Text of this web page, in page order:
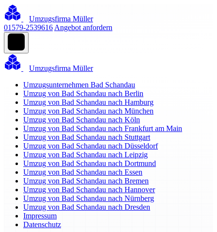
Umzugsfirma Müller
01579-2539616 Angebot anfordern
Umzugsfirma Müller
Umzugsunternehmen Bad Schandau
Umzug von Bad Schandau nach Berlin
Umzug von Bad Schandau nach Hamburg
Umzug von Bad Schandau nach München
Umzug von Bad Schandau nach Köln
Umzug von Bad Schandau nach Frankfurt am Main
Umzug von Bad Schandau nach Stuttgart
Umzug von Bad Schandau nach Düsseldorf
Umzug von Bad Schandau nach Leipzig
Umzug von Bad Schandau nach Dortmund
Umzug von Bad Schandau nach Essen
Umzug von Bad Schandau nach Bremen
Umzug von Bad Schandau nach Hannover
Umzug von Bad Schandau nach Nürnberg
Umzug von Bad Schandau nach Dresden
Impressum
Datenschutz